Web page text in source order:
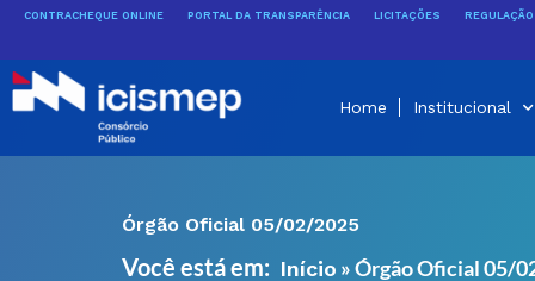
conteúdo
CONTRACHEQUE ONLINE PORTAL DA TRANSPARÊNCIA LICITAÇÕES
Home Institucional
Órgão Oficial 05/02/2025
Você está em: Início »Órgão Oficial 05/